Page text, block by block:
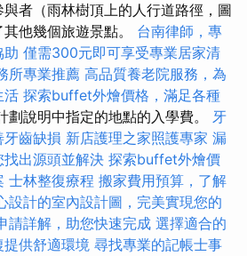
者（雨林樹頂上的人行道路徑，圖
他幾個旅遊景點。 台南律師，專
助 僅需300元即可享受專業居家清
所專業推薦 高品質養老院服務，為
活 探索buffet外燴價格，滿足各種
劃說明中指定的地點的入學費。 牙
齒缺損 新店護理之家照護專家 漏
出源頭並解決 探索buffet外燴價
士林整復療程 搬家費用預算，了解
設計的室內設計圖，完美實現您的
請詳解，助您快速完成 選擇適合的
提供舒適環境 尋找專業的記帳士事